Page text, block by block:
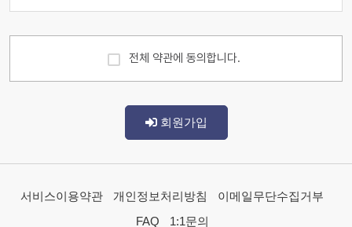
약을 종료시키는 의사표시
회원은 변경된 약관에 동의하지 않을 경우 회원 탈퇴(해지)
이후에도 거부의사를 표시하지 아니하고 서비스를 계속 사
용할 경우 약관의 변경 사항에 동의한 것으로 간주됩니다.
는 기타의 방법으로 공지함으로써 효력이 발생됩니다.
할 수 있으며, 변경된 약관은 서비스 화면에 공지하며, 공지
후 7일 이후에도 거부의사를 표시하지 아니하고 서비스를
비밀번호 질문과 답변 , 이메일 , 서비스 이용기록 , 접속 로
■ 개인정보의 수집 및 이용목적
회사는 수집한 개인정보를 다음의 목적을 위해 활용합니다.
ο 회원 관리 - 회원제 서비스 이용에 따른 본인확인 , 개인 식
별 , 불량회원의 부정 이용 방지와 비인가 사용 방지 , 가입
전체 약관에 동의합니다.
회원가입
서비스이용약관 개인정보처리방침
이메일무단수집거부
FAQ
1:1문의